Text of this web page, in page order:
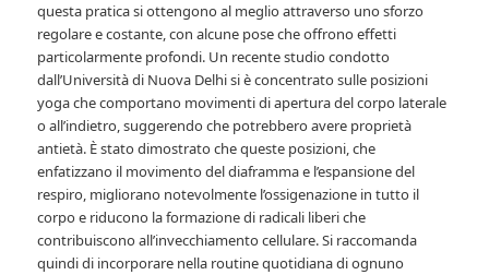
questa pratica si ottengono al meglio attraverso uno sforzo
regolare e costante, con alcune pose che offrono effetti
particolarmente profondi. Un recente studio condotto
dall’Università di Nuova Delhi si è concentrato sulle posizioni
yoga che comportano movimenti di apertura del corpo laterale
o all’indietro, suggerendo che potrebbero avere proprietà
antietà. È stato dimostrato che queste posizioni, che
enfatizzano il movimento del diaframma e l’espansione del
respiro, migliorano notevolmente l’ossigenazione in tutto il
corpo e riducono la formazione di radicali liberi che
contribuiscono all’invecchiamento cellulare. Si raccomanda
quindi di incorporare nella routine quotidiana di ognuno